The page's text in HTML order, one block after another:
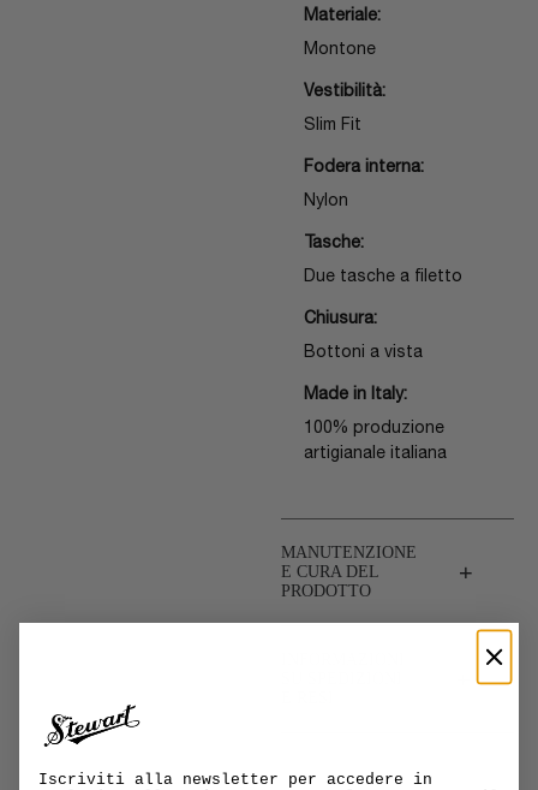
Materiale:
Montone
Vestibilità:
Slim Fit
Fodera interna:
Nylon
Tasche:
Due tasche a filetto
Chiusura:
Bottoni a vista
Made in Italy:
100% produzione
artigianale italiana
MANUTENZIONE
E CURA DEL
PRODOTTO
+
Iscriviti alla newsletter per accedere in